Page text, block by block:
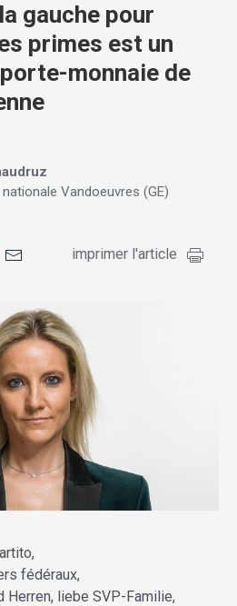
gauche pour
primes est un
monnaie de
Vandoeuvres (GE)
imprimer l'article
fédéraux,
Herren, liebe SVP-Familie,